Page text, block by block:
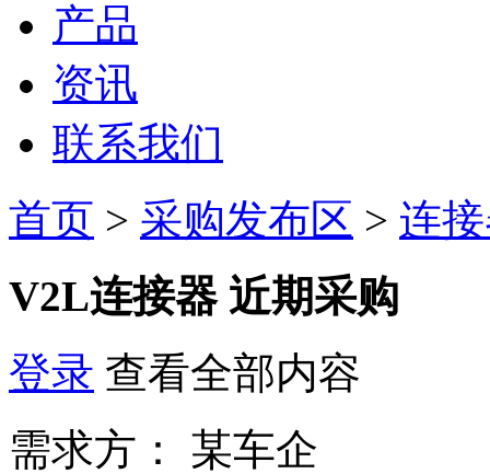
产品
资讯
联系我们
首页 > 采购发布区 > 连
V2L连接器 近期采购
登录 查看全部内容
需求方：
某车企